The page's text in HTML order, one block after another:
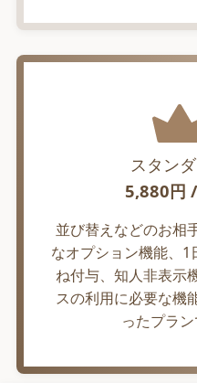
スタン
5,880円
並び替えなどのお相
なオプション機能、1
ね付与、知人非表示
スの利用に必要な機
ったプラン